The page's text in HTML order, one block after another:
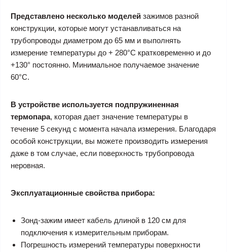
Представлено несколько моделей зажимов разной
конструкции, которые могут устанавливаться на
трубопроводы диаметром до 65 мм и выполнять
измерение температуры до + 280°С кратковременно и до
+130° постоянно. Минимальное получаемое значение
60°С.
В устройстве используется подпружиненная
термопара, которая дает значение температуры в
течение 5 секунд с момента начала измерения. Благодаря
особой конструкции, вы можете производить измерения
даже в том случае, если поверхность трубопровода
неровная.
Эксплуатационные свойства прибора:
Зонд-зажим имеет кабель длиной в 120 см для
подключения к измерительным приборам.
Погрешность измерений температуры поверхности